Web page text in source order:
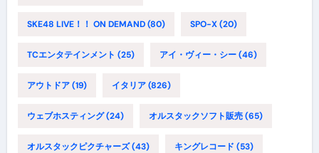
SKE48 LIVE！！ ON DEMAND(80) SPO-X(20)
TCエンタテインメント (25) アイ・ヴィー・シー(46)
アウトドア(19) イタリア(826)
ウェブホスティング(24) オルスタックソフト販売(65)
オルスタックピクチャーズ(43) キングレコード (53)